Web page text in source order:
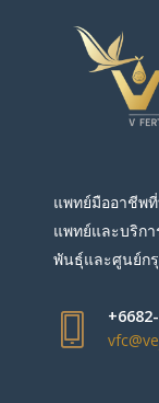
แพทย์มืออาชีพ
แพทย์และบริก
พันธุ์และศูนย์กรุ